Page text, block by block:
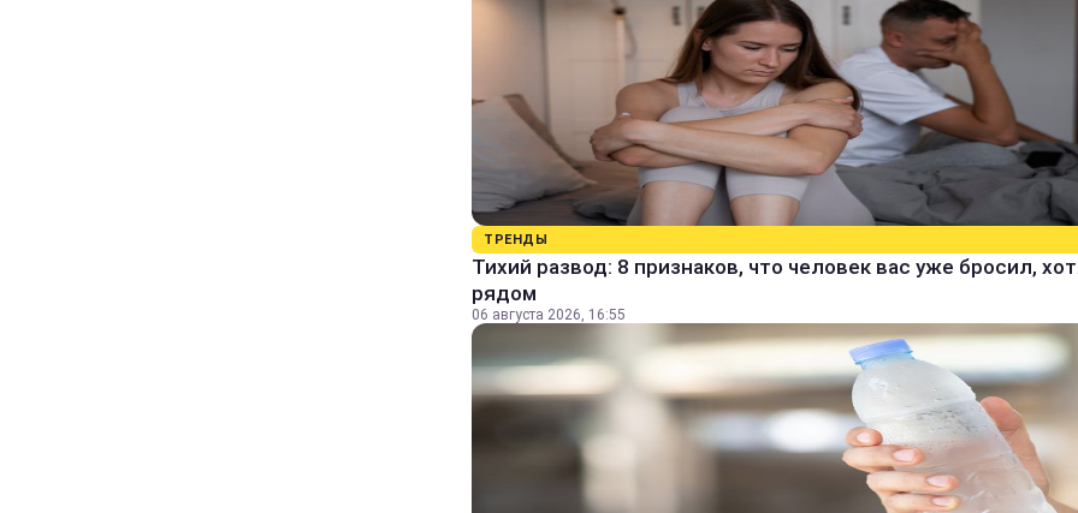
ТРЕНДЫ
Тихий развод: 8 признаков, что человек вас уже бросил,
рядом
06 августа 2026, 16:55